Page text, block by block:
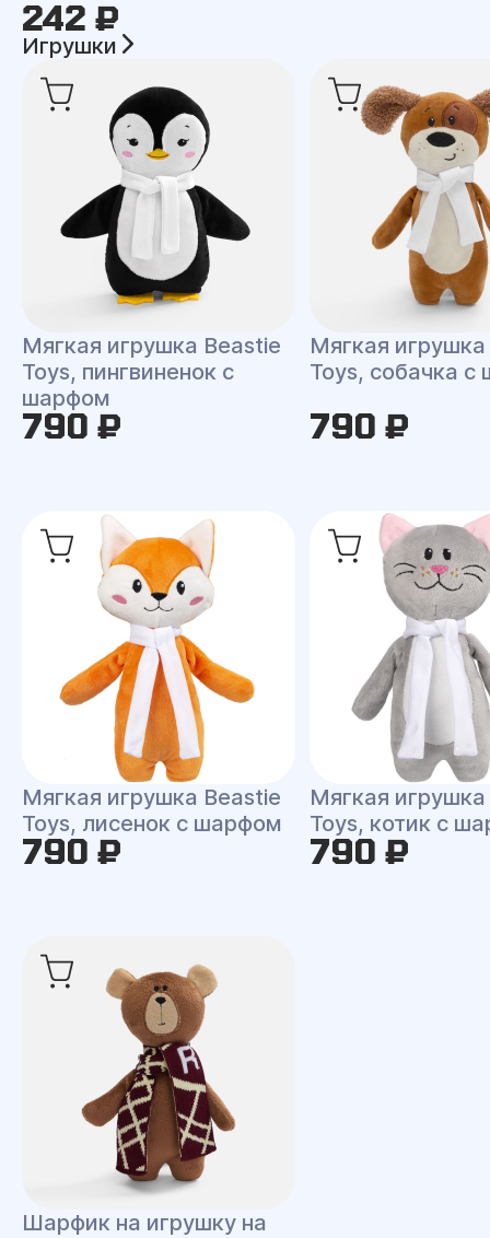
242 ₽
Игрушки
Мягкая игрушка Beastie
Toys, пингвиненок с
шарфом
790 ₽
Мягкая
Toys, собачка
790 ₽
Мягкая игрушка Beastie
Toys, лисенок с шарфом
790 ₽
Мягкая
Toys, котик с
790 ₽
Шарфик на игрушку на